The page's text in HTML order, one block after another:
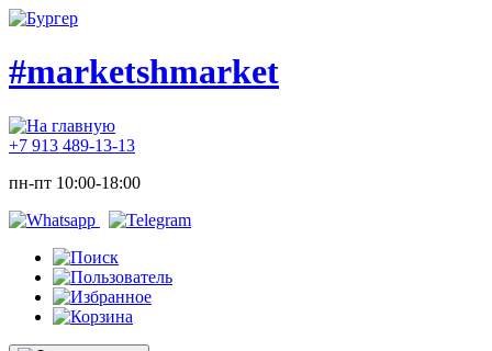
#marketshmarket
+7 913 489-13-13
пн-пт 10:00-18:00